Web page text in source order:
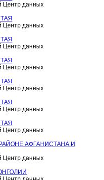
Центр данных
Центр данных
Центр данных
Центр данных
Центр данных
Центр данных
Центр данных
АФГАНИСТАНА И
Центр данных